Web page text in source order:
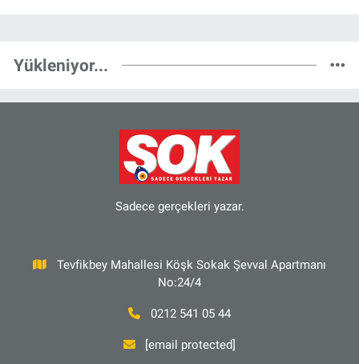
Yükleniyor...
Sadece gerçekleri yazar.
Tevfikbey Mahallesi Köşk Sokak Şevval Apartmanı
No:24/4
0212 541 05 44
[email protected]